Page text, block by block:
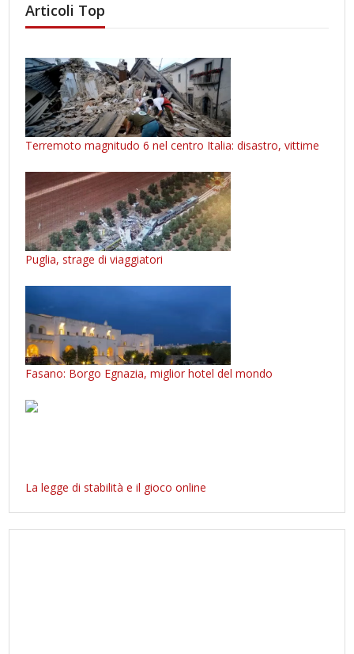
Articoli Top
Terremoto magnitudo 6 nel centro Italia: disastro, vittime
Puglia, strage di viaggiatori
Fasano: Borgo Egnazia, miglior hotel del mondo
La legge di stabilità e il gioco online